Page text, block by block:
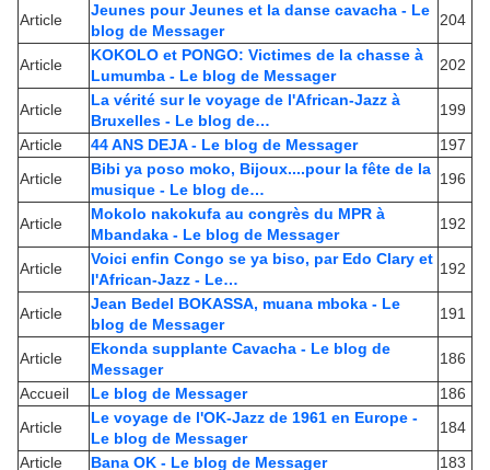
Article
Jeunes pour Jeunes et la danse cavacha - Le
blog de Messager
204
Article
KOKOLO et PONGO: Victimes de la chasse à
Lumumba - Le blog de Messager
202
Article
La vérité sur le voyage de l'African-Jazz à
Bruxelles - Le blog de…
199
Article
44 ANS DEJA - Le blog de Messager
197
Article
Bibi ya poso moko, Bijoux....pour la fête de la
musique - Le blog de…
196
Article
Mokolo nakokufa au congrès du MPR à
Mbandaka - Le blog de Messager
192
Article
Voici enfin Congo se ya biso, par Edo Clary et
l'African-Jazz - Le…
192
Article
Jean Bedel BOKASSA, muana mboka - Le
blog de Messager
191
Article
Ekonda supplante Cavacha - Le blog de
Messager
186
Accueil
Le blog de Messager
186
Article
Le voyage de l'OK-Jazz de 1961 en Europe -
Le blog de Messager
184
Article
Bana OK - Le blog de Messager
183